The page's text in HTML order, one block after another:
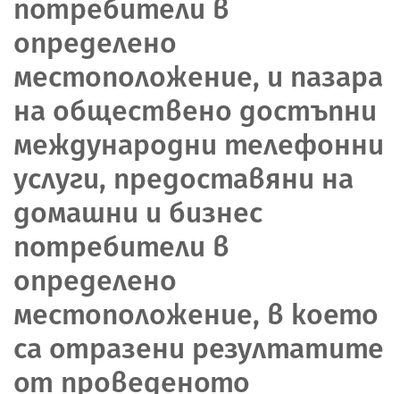
потребители в
определено
местоположение, и пазара
на обществено достъпни
международни телефонни
услуги, предоставяни на
домашни и бизнес
потребители в
определено
местоположение, в което
са отразени резултатите
от проведеното